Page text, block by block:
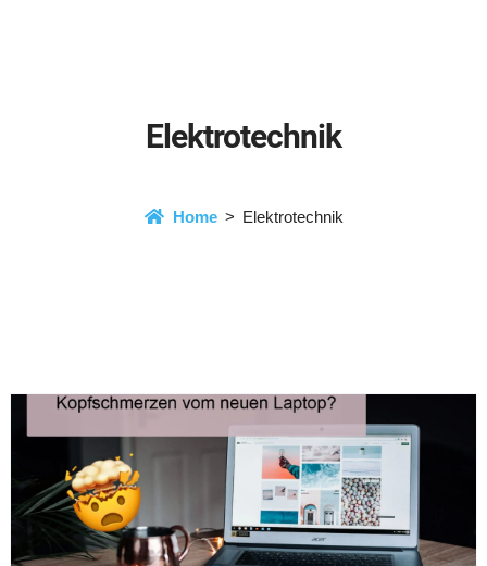
Elektrotechnik
Home Elektrotechnik